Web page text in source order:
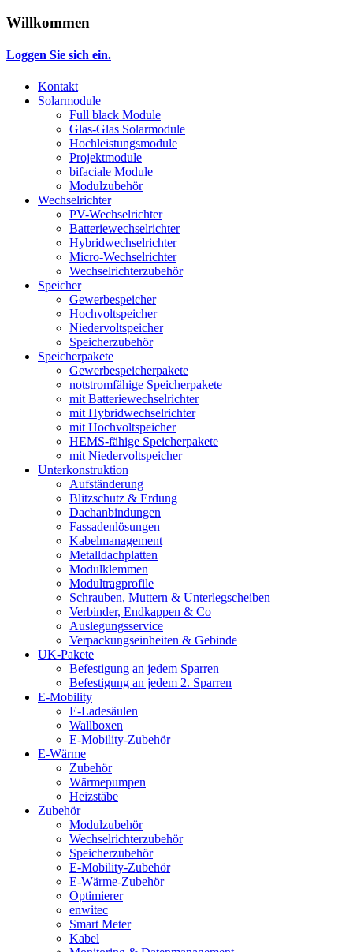
Willkommen
Loggen Sie sich ein.
Kontakt
Solarmodule
Full black Module
Glas-Glas Solarmodule
Hochleistungsmodule
Projektmodule
bifaciale Module
Modulzubehör
Wechselrichter
PV-Wechselrichter
Batteriewechselrichter
Hybridwechselrichter
Micro-Wechselrichter
Wechselrichterzubehör
Speicher
Gewerbespeicher
Hochvoltspeicher
Niedervoltspeicher
Speicherzubehör
Speicherpakete
Gewerbespeicherpakete
notstromfähige Speicherpakete
mit Batteriewechselrichter
mit Hybridwechselrichter
mit Hochvoltspeicher
HEMS-fähige Speicherpakete
mit Niedervoltspeicher
Unterkonstruktion
Aufständerung
Blitzschutz & Erdung
Dachanbindungen
Fassadenlösungen
Kabelmanagement
Metalldachplatten
Modulklemmen
Modultragprofile
Schrauben, Muttern & Unterlegscheiben
Verbinder, Endkappen & Co
Auslegungsservice
Verpackungseinheiten & Gebinde
UK-Pakete
Befestigung an jedem Sparren
Befestigung an jedem 2. Sparren
E-Mobility
E-Ladesäulen
Wallboxen
E-Mobility-Zubehör
E-Wärme
Zubehör
Wärmepumpen
Heizstäbe
Zubehör
Modulzubehör
Wechselrichterzubehör
Speicherzubehör
E-Mobility-Zubehör
E-Wärme-Zubehör
Optimierer
enwitec
Smart Meter
Kabel